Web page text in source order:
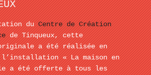
duCentre de Création
de Tinqueux, cette
a été réalisée en
« La maison en
a été offerte à tous les